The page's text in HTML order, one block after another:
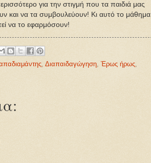
για την στιγμή που τα παιδιά μας
και να τα συμβουλεύουν! Κι αυτό το μάθημα
να το εφαρμόσουν!
, Διαπαιδαγώγηση, Έρως ήρως,